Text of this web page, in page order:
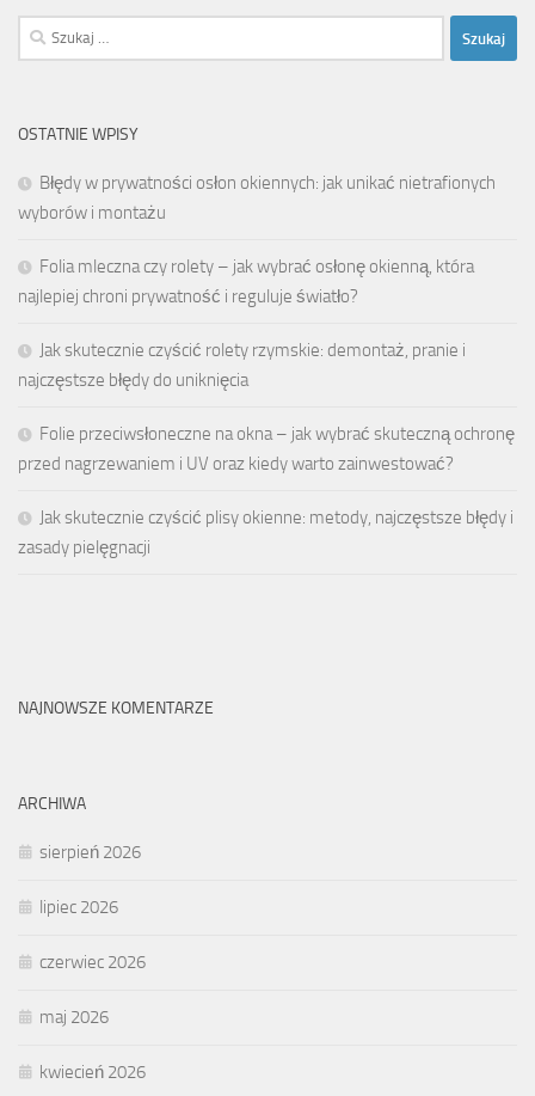
Szukaj:
OSTATNIE WPISY
Błędy w prywatności osłon okiennych: jak unikać nietrafionych
wyborów i montażu
Folia mleczna czy rolety – jak wybrać osłonę okienną, która
najlepiej chroni prywatność i reguluje światło?
Jak skutecznie czyścić rolety rzymskie: demontaż, pranie i
najczęstsze błędy do uniknięcia
Folie przeciwsłoneczne na okna – jak wybrać skuteczną ochronę
przed nagrzewaniem i UV oraz kiedy warto zainwestować?
Jak skutecznie czyścić plisy okienne: metody, najczęstsze błędy i
zasady pielęgnacji
NAJNOWSZE KOMENTARZE
ARCHIWA
sierpień 2026
lipiec 2026
czerwiec 2026
maj 2026
kwiecień 2026